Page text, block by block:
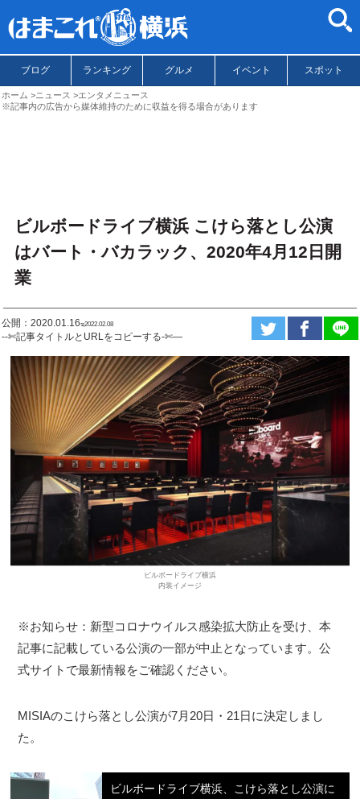
ブログ ランキング グルメ イベント スポット
ホーム ニュース
エンタメニュース
※記事内の広告から媒体維持のために収益を得る場合があります
ビルボードライブ横浜 こけら落とし公演
はバート・バカラック、2020年4月12日開
業
公開：2020.01.16ಇ2022.02.08
--✄記事タイトルとURLをコピーする-✄—
ビルボードライブ横浜
内装イメージ
※お知らせ：新型コロナウイルス感染拡大防止を受け、本
記事に記載している公演の一部が中止となっています。公
式サイトで最新情報をご確認ください。
MISIAのこけら落とし公演が7月20日・21日に決定しまし
た。
ビルボードライブ横浜、こけら落とし公演に